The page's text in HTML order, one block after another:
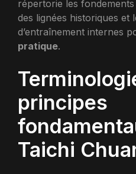
répertorie les
des lignées historiques et
d’entraînement internes
pratique.
principes
Taichi